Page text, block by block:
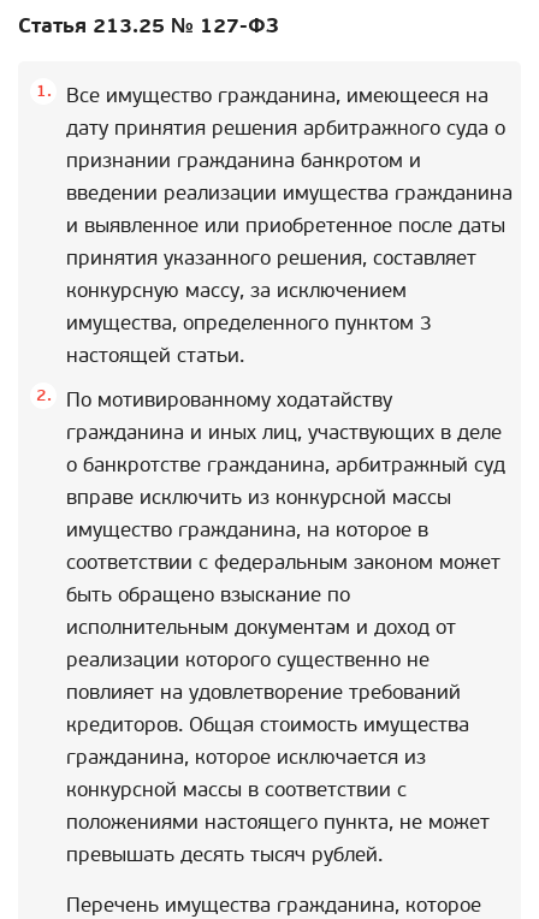
Статья 213.25 № 127-ФЗ
Все имущество гражданина, имеющееся на
дату принятия решения арбитражного суда о
признании гражданина банкротом и
введении реализации имущества гражданина
и выявленное или приобретенное после даты
принятия указанного решения, составляет
конкурсную массу, за исключением
имущества, определенного пунктом 3
настоящей статьи.
По мотивированному ходатайству
гражданина и иных лиц, участвующих в деле
о банкротстве гражданина, арбитражный суд
вправе исключить из конкурсной массы
имущество гражданина, на которое в
соответствии с федеральным законом может
быть обращено взыскание по
исполнительным документам и доход от
реализации которого существенно не
повлияет на удовлетворение требований
кредиторов. Общая стоимость имущества
гражданина, которое исключается из
конкурсной массы в соответствии с
положениями настоящего пункта, не может
превышать десять тысяч рублей.
Перечень имущества гражданина, которое